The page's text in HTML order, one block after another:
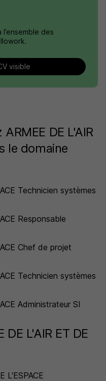
des
visible
DE L'AIR
le domaine
Technicien systèmes
Responsable
Chef de projet
Technicien systèmes
Administrateur SI
L'AIR ET DE
L'ESPACE